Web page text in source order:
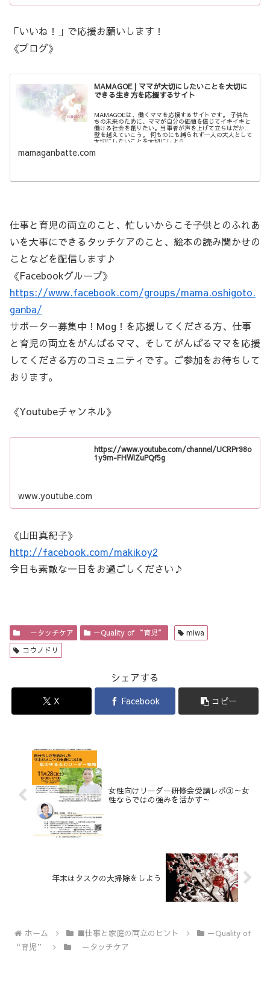
「いいね！」で応援お願いします！
《ブログ》
MAMAGOE | ママが大切にしたいことを大切に
できる生き方を応援するサイト
MAMAGOEは、働くママを応援するサイトです。 子供た
ちの未来のために、ママが自分の価値を信じてイキイキと
働ける社会を創りたい。当事者が声を上げて立ちはだかる
壁を越えていこう。 何ものにも縛られず一人の大人として
大切にしたいことを大切にしよう。
mamaganbatte.com
仕事と育児の両立のこと、忙しいからこそ子供とのふれあ
いを大事にできるタッチケアのこと、絵本の読み聞かせの
ことなどを配信します♪
《Facebookグループ》
https://www.facebook.com/groups/mama.oshigoto.
ganba/
サポーター募集中！Mog！を応援してくださる方、仕事
と育児の両立をがんばるママ、そしてがんばるママを応援
してくださる方のコミュニティです。ご参加をお待ちして
おります。
《Youtubeチャンネル》
https://www.youtube.com/channel/UCRPr98o
1y9m-FHWIZuPQf5g
www.youtube.com
《山田真紀子》
http://facebook.com/makikoy2
今日も素敵な一日をお過ごしください♪
－タッチケア －Quality of “育児”
miwa
コウノドリ
シェアする
X Facebook コピー
女性向けリーダー研修会受講レポ③～女
性ならではの強みを活かす～
年末はタスクの大掃除をしよう
ホーム ■仕事と家庭の両立のヒント
－Quality of
“育児”
－タッチケア